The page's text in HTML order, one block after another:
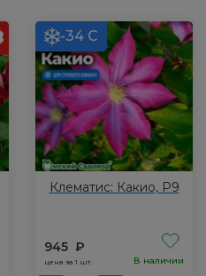
-34 С
Клематис: Какио, Р9
945 ₽
цена за 1 шт. В наличии